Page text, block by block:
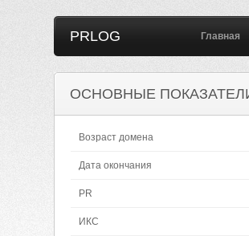
PRLOG Главная
ОСНОВНЫЕ
Возраст домена
Дата окончания
PR
ИКС